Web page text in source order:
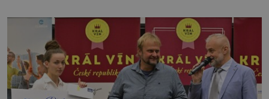
král. Nebo že by ne? Mongolové od roku 1223 postupují
podél Kaspického a Azovského moře,